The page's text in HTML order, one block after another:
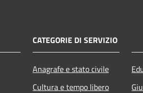
CATEGORIE DI SERVIZIO
Anagrafe e stato civile
Cultura e tempo libero